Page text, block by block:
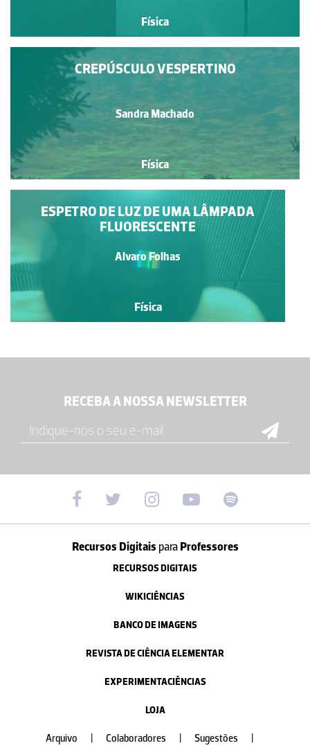
Física
CREPÚSCULO VESPERTINO
Sandra Machado
Física
ESPETRO DE LUZ DE UMA LÂMPADA
FLUORESCENTE
Alvaro Folhas
Física
RECEBA A NOSSA NEWSLETTER
Recursos Digitais paraProfessores
RECURSOS DIGITAIS
WIKICIÊNCIAS
BANCO DE IMAGENS
REVISTA DE CIÊNCIA ELEMENTAR
EXPERIMENTACIÊNCIAS
LOJA
Arquivo Colaboradores Sugestões